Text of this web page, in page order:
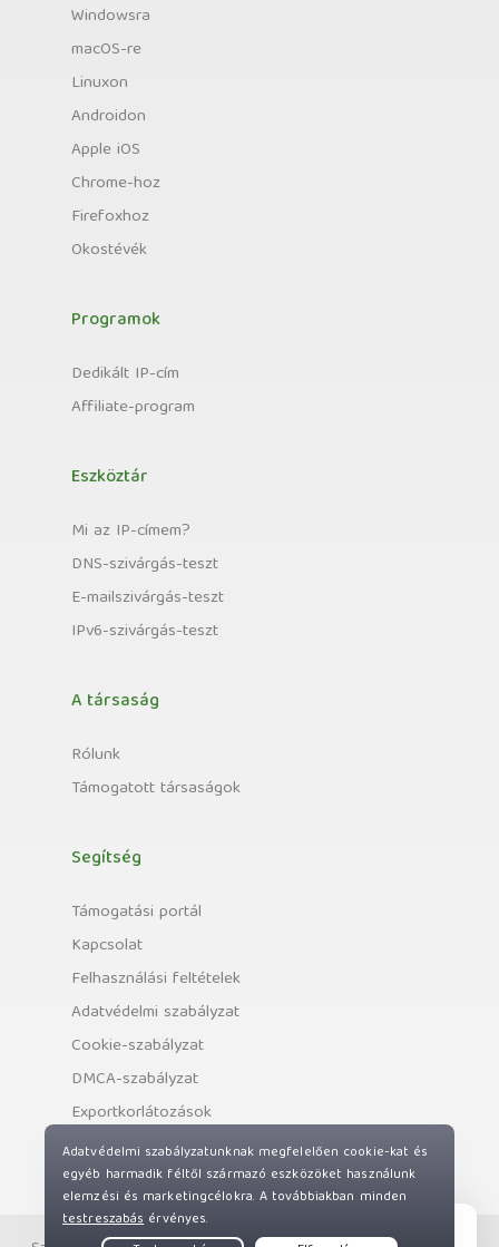
Windowsra
macOS-re
Linuxon
Androidon
Apple iOS
Chrome-hoz
Firefoxhoz
Okostévék
Programok
Dedikált IP-cím
Affiliate-program
Eszköztár
Mi az IP-címem?
DNS-szivárgás-teszt
E-mailszivárgás-teszt
IPv6-szivárgás-teszt
A társaság
Rólunk
Támogatott társaságok
Segítség
Támogatási portál
Kapcsolat
Felhasználási feltételek
Adatvédelmi szabályzat
Cookie-szabályzat
DMCA-szabályzat
Exportkorlátozások